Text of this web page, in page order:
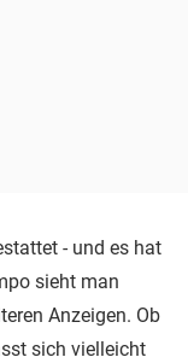
- und es hat
sieht man
Anzeigen. Ob
sich vielleicht